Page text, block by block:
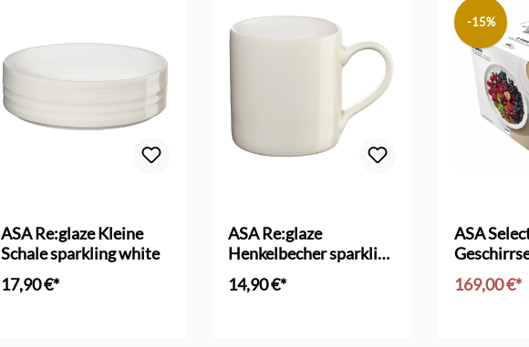
ASA Re:glaze Kleine
Schale sparkling white
17,90 €*
ASA Re:glaze
Henkelbecher sparkling
white
14,90 €*
-15%
ASA
169,00 €*